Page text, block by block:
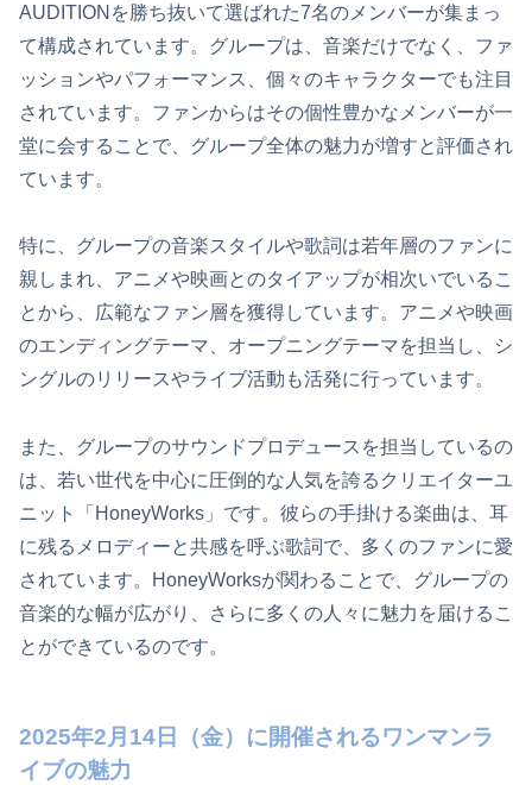
AUDITIONを勝ち抜いて選ばれた7名のメンバーが集まっ
て構成されています。グループは、音楽だけでなく、ファ
ッションやパフォーマンス、個々のキャラクターでも注目
されています。ファンからはその個性豊かなメンバーが一
堂に会することで、グループ全体の魅力が増すと評価され
ています。
特に、グループの音楽スタイルや歌詞は若年層のファンに
親しまれ、アニメや映画とのタイアップが相次いでいるこ
とから、広範なファン層を獲得しています。アニメや映画
のエンディングテーマ、オープニングテーマを担当し、シ
ングルのリリースやライブ活動も活発に行っています。
また、グループのサウンドプロデュースを担当しているの
は、若い世代を中心に圧倒的な人気を誇るクリエイターユ
ニット「HoneyWorks」です。彼らの手掛ける楽曲は、耳
に残るメロディーと共感を呼ぶ歌詞で、多くのファンに愛
されています。HoneyWorksが関わることで、グループの
音楽的な幅が広がり、さらに多くの人々に魅力を届けるこ
とができているのです。
2025年2月14日（金）に開催されるワンマンラ
イブの魅力